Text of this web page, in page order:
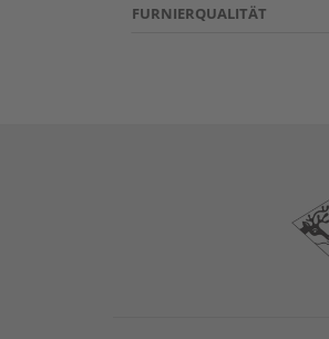
FURNIERQUALITÄT